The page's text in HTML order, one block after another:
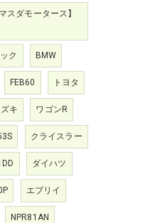
スダモータース】
ク BMW
FEB60 トヨタ
キ ワゴンR
クライスラー
ダイハツ
エブリイ
NPR81AN